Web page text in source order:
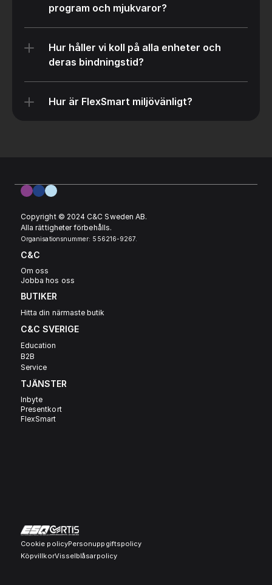
program och mjukvaror?
Hur håller vi koll på alla enheter och
deras bindningstid?
Hur är FlexSmart miljövänligt?
Copyright © 2024 C&C Sweden AB.
Alla rättigheter förbehålls.
Organisationsnummer: 556216-9267.
C&C
Om oss
Jobba hos oss
BUTIKER
Hitta din närmaste butik
C&C SVERIGE
Education
B2B
Service
TJÄNSTER
Inbyte
Presentkort
FlexSmart
Cookie policyPersonuppgiftspolicy
KöpvillkorVisselblåsarpolicy